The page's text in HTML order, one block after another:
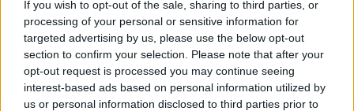
If you wish to opt-out of the sale, sharing to third parties, or
processing of your personal or sensitive information for
targeted advertising by us, please use the below opt-out
section to confirm your selection. Please note that after your
opt-out request is processed you may continue seeing
interest-based ads based on personal information utilized by
us or personal information disclosed to third parties prior to
De 29 a 31 de Julho de 1808 fomos para o Maneta
A Batalha de Évora de 29 de julho de 1808 constitui um dos
episódios...
1 Agosto, 2026 - 13:00